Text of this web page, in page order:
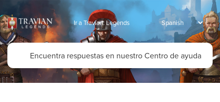
Ir a Travian: Legends